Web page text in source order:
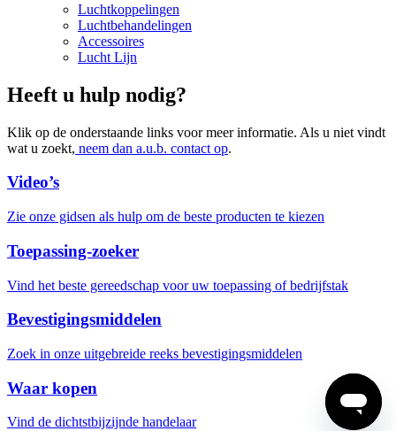
Luchtkoppelingen
Luchtbehandelingen
Accessoires
Lucht Lijn
Heeft u hulp nodig?
Klik op de onderstaande links voor meer informatie. Als u niet vindt
wat u zoekt, neem dan a.u.b. contact op.
Video’s
Zie onze gidsen als hulp om de beste producten te kiezen
Toepassing-zoeker
Vind het beste gereedschap voor uw toepassing of bedrijfstak
Bevestigingsmiddelen
Zoek in onze uitgebreide reeks bevestigingsmiddelen
Waar kopen
Vind de dichtstbijzijnde handelaar